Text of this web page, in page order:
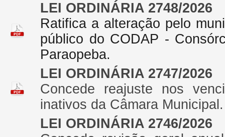
LEI ORDINÁRIA 2748/2026
Ratifica a alteração pelo
público do CODAP -
Paraopeba.
LEI ORDINÁRIA 2747/2026
Concede reajuste nos
inativos da Câmara Municipal.
LEI ORDINÁRIA 2746/2026